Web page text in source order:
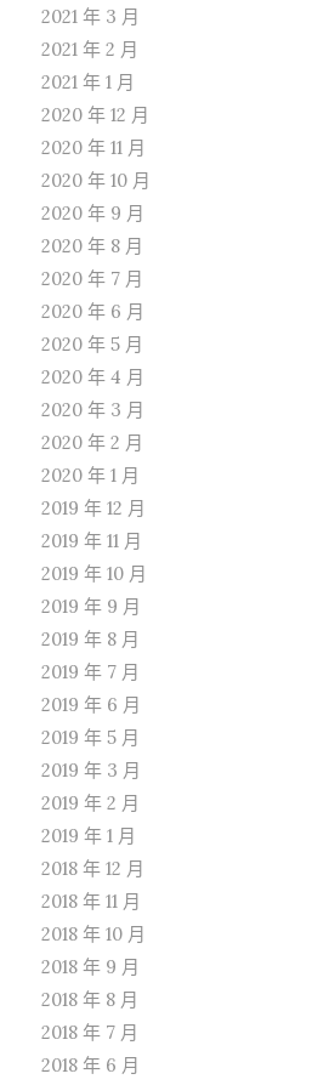
2021 年 3 月
2021 年 2 月
2021 年 1 月
2020 年 12 月
2020 年 11 月
2020 年 10 月
2020 年 9 月
2020 年 8 月
2020 年 7 月
2020 年 6 月
2020 年 5 月
2020 年 4 月
2020 年 3 月
2020 年 2 月
2020 年 1 月
2019 年 12 月
2019 年 11 月
2019 年 10 月
2019 年 9 月
2019 年 8 月
2019 年 7 月
2019 年 6 月
2019 年 5 月
2019 年 3 月
2019 年 2 月
2019 年 1 月
2018 年 12 月
2018 年 11 月
2018 年 10 月
2018 年 9 月
2018 年 8 月
2018 年 7 月
2018 年 6 月